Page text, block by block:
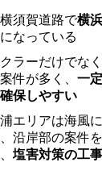
須賀道路で横
になっている
ラーだけでな
件が多く、 一
保しやすい
エリアは海風
沿岸部の案件
塩害対策の工